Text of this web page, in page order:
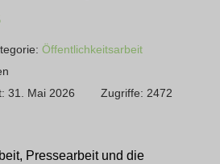
Öffentlichkeitsarbeit
31. Mai 2026
Zugriffe: 2472
Pressearbeit und die